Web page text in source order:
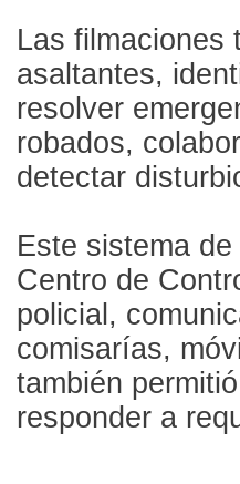
Las filmaciones
asaltantes,
resolver
robados,
detectar
Este sistema
Centro de
policial,
comisarías,
también
responder a